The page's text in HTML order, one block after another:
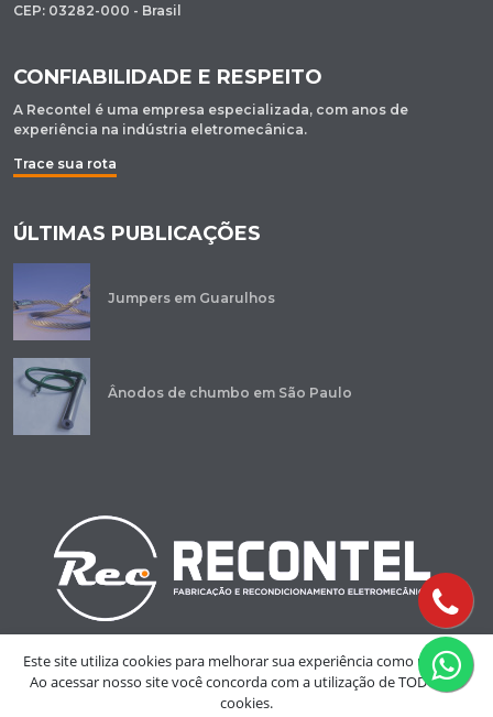
CEP: 03282-000 - Brasil
CONFIABILIDADE E RESPEITO
A Recontel é uma empresa especializada, com anos de
experiência na indústria eletromecânica.
Trace sua rota
ÚLTIMAS PUBLICAÇÕES
Jumpers em Guarulhos
Ânodos de chumbo em São Paulo
Copyright © 2023 - Recontel
Este site utiliza cookies para melhorar sua experiência como usuário.
Ao acessar nosso site você concorda com a utilização de TODOS os
cookies.